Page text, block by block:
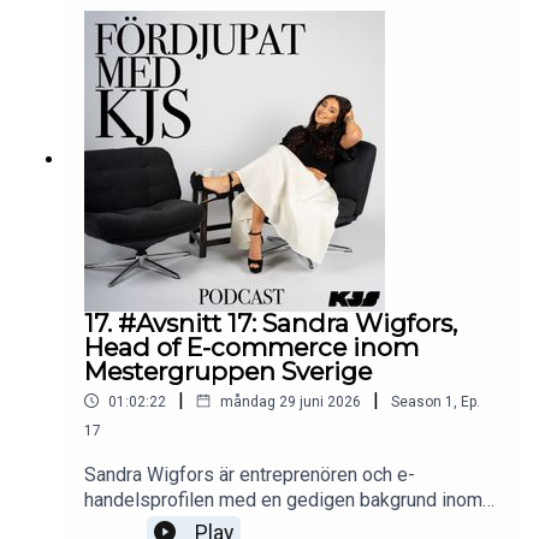
17. #Avsnitt 17: Sandra Wigfors,
Head of E-commerce inom
Mestergruppen Sverige
01:02:22 | måndag 29 juni 2026 | Season 1
Ep.
17
Sandra Wigfors är entreprenören och e-
handelsprofilen med en gedigen bakgrund inom
PR, kommunikation och digital affärsutveckling.
Play